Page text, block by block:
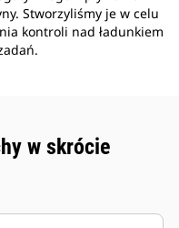
Stworzyliśmy je w celu
kontroli nad ładunkiem
w skrócie